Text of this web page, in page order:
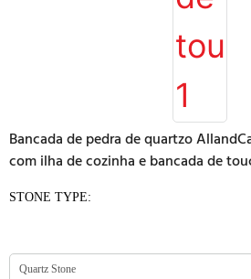
Bancada de pedra de quartzo
com ilha de cozinha e bancada de
STONE TYPE: